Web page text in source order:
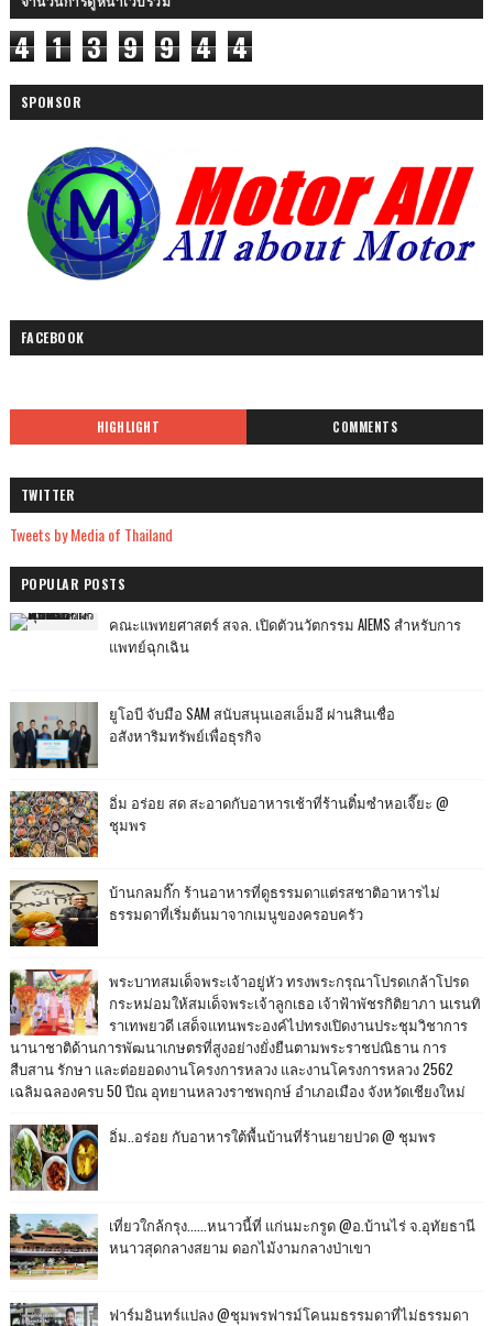
4 1 3 9 9 4 4
SPONSOR
FACEBOOK
HIGHLIGHT COMMENTS
TWITTER
Tweets by Media of Thailand
POPULAR POSTS
คณะแพทยศาสตร์ สจล. เปิดตัวนวัตกรรม AIEMS สำหรับการ
แพทย์ฉุกเฉิน
ยูโอบี จับมือ SAM สนับสนุนเอสเอ็มอี ผ่านสินเชื่อ
อสังหาริมทรัพย์เพื่อธุรกิจ
อิ่ม อร่อย สด สะอาดกับอาหารเช้าที่ร้านติ๋มซำหอเจี๊ยะ @
ชุมพร
บ้านกลมกิ๊ก ร้านอาหารที่ดูธรรมดาแต่รสชาติอาหารไม่
ธรรมดาที่เริ่มต้นมาจากเมนูของครอบครัว
พระบาทสมเด็จพระเจ้าอยู่หัว ทรงพระกรุณาโปรดเกล้าโปรด
กระหม่อมให้สมเด็จพระเจ้าลูกเธอ เจ้าฟ้าพัชรกิติยาภา นเรนทิ
ราเทพยวดี เสด็จแทนพระองค์ไปทรงเปิดงานประชุมวิชาการ
นานาชาติด้านการพัฒนาเกษตรที่สูงอย่างยั่งยืนตามพระราชปณิธาน การ
สืบสาน รักษา และต่อยอดงานโครงการหลวง และงานโครงการหลวง 2562
เฉลิมฉลองครบ 50 ปีณ อุทยานหลวงราชพฤกษ์ อำเภอเมือง จังหวัดเชียงใหม่
อิ่ม..อร่อย กับอาหารใต้พื้นบ้านที่ร้านยายปวด @ ชุมพร
เที่ยวใกล้กรุง......หนาวนี้ที่ แก่นมะกรูด @อ.บ้านไร่ จ.อุทัยธานี
หนาวสุดกลางสยาม ดอกไม้งามกลางป่าเขา
ฟาร์มอินทร์แปลง @ชุมพรฟารม์โคนมธรรมดาที่ไม่ธรรมดา